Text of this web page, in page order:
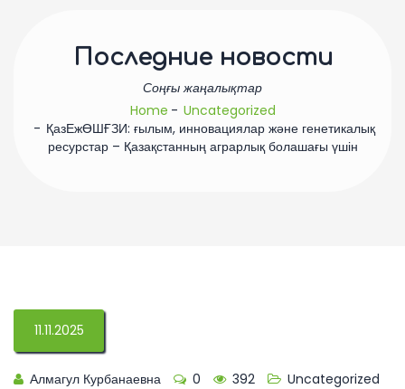
Последние новости
Соңғы жаңалықтар
Home
Uncategorized
ҚазЕжӨШҒЗИ: ғылым, инновациялар және генетикалық
ресурстар – Қазақстанның аграрлық болашағы үшін
11.11.2025
Алмагул Курбанаевна 0 392 Uncategorized